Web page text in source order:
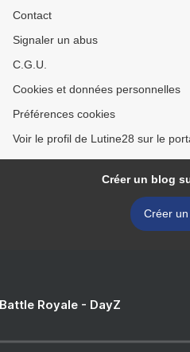
Contact
Signaler un abus
C.G.U.
Cookies et données personnelles
Préférences cookies
Voir le profil de Lutine28 sur le
Créer un blog
Créer
Royale - DayZ